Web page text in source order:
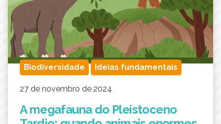
Biodiversidade Ideias fundamentais
27 de novembro de 2024
A megafauna do Pleistoceno